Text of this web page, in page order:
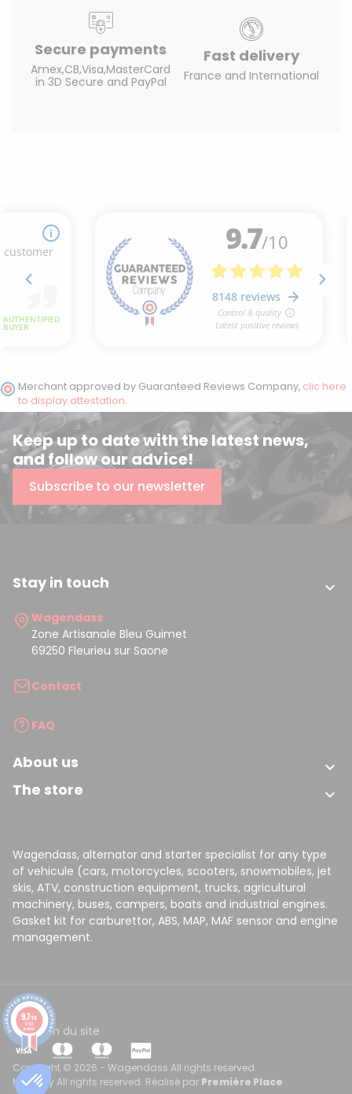
Secure payments
Amex,CB,Visa,MasterCard
in 3D Secure and PayPal
Fast delivery
France and International
Merchant approved by Guaranteed Reviews Company, clic here
to display attestation.
Keep up to date with the latest news,
and follow our advice!
Subscribe to our newsletter
Stay in touch 
Wagendass
Zone Artisanale Bleu Guimet
69250 Fleurieu sur Saone
Contact
FAQ
About us 
The store 
Wagendass, alternator and starter specialist for any type
of vehicule (cars, motorcycles, scooters, snowmobiles, jet
skis, ATV, construction equipment, trucks, agricultural
machinery, buses, campers, boats and industrial engines.
Gasket kit for carburettor, ABS, MAP, MAF sensor and engine
management.
CGVPlan du site
Copyright © 2026 - Wagendass All rights reserved.
Made by All rights reserved. Réalisé par Première Place
9.7/10
8148
reviews